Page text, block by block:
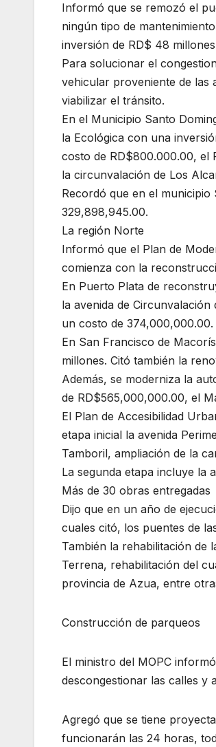
Informó que se remozó el
ningún tipo de
inversión de RD$ 48
Para solucionar el
vehicular proveniente de las
viabilizar el tránsito.
En el Municipio Santo
la Ecológica con una
costo de RD$800.000.00, el
la circunvalación de Los
Recordó que en el
329,898,945.00.
La región Norte
Informó que el Plan de
comienza con la
En Puerto Plata de
la avenida de
un costo de 374,000,000.00.
En San Francisco de
millones. Citó también la
Además, se moderniza la
de RD$565,000,000.00, el
El Plan de Accesibilidad
etapa inicial la avenida
Tamboril, ampliación de la
La segunda etapa incluye la
Más de 30 obras entregadas
Dijo que en un año de
cuales citó, los puentes de
También la rehabilitación de
Terrena, rehabilitación del
provincia de Azua, entre
Construcción de parqueos
El ministro del MOPC
descongestionar las calles y
Agregó que se tiene
funcionarán las 24 horas,